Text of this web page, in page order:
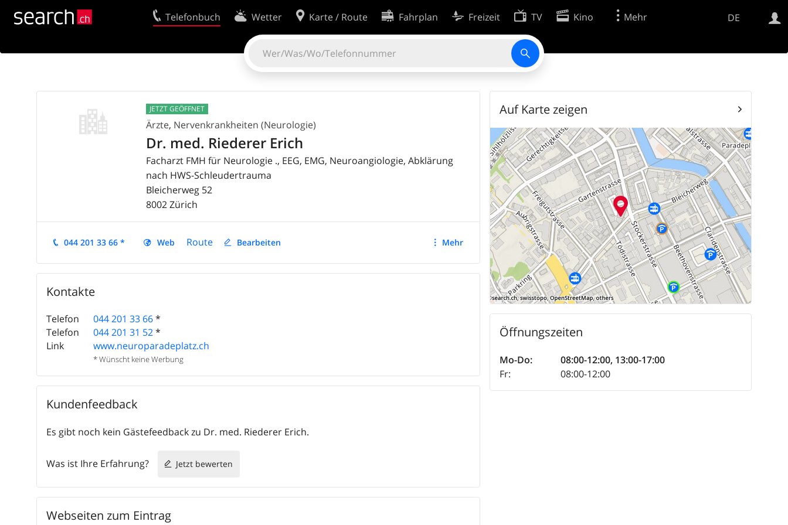
DE
Telefonbuch Wetter Karte / Route Fahrplan Freizeit TV Kino Mehr
JETZT GEÖFFNET
Ärzte, Nervenkrankheiten (Neurologie)
Dr. med. Riederer Erich
Facharzt FMH für Neurologie ., EEG, EMG, Neuroangiologie, Abklärung
nach HWS-Schleudertrauma
Bleicherweg 52
8002Zürich
Mehr
044 201 33 66 * Web Route Bearbeiten
Kontakte
Telefon 044 201 33 66*
Telefon
044 201 31 52*
Link
www.neuroparadeplatz.ch
* Wünscht keine Werbung
Kundenfeedback
Es gibt noch kein Gästefeedback zu Dr. med. Riederer Erich.
Was ist Ihre Erfahrung? Jetzt bewerten
Webseiten zum Eintrag
Auf Karte zeigen
Öffnungszeiten
Mo-Do: 08:00-12:00, 13:00-17:00
Fr: 08:00-12:00
Ihr Eintrag
Tipps & Tricks
Kontakt
Nutzungsbedingungen
Datenschutzerklärung
Entwickler